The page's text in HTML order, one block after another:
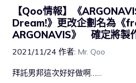
【Qoo情報】《
Dream!》更改企劃名為《
ARGONAVIS》 確定將製
2021/11/24 作者: Mr. Qoo
拜託男邦這次好好做啊……